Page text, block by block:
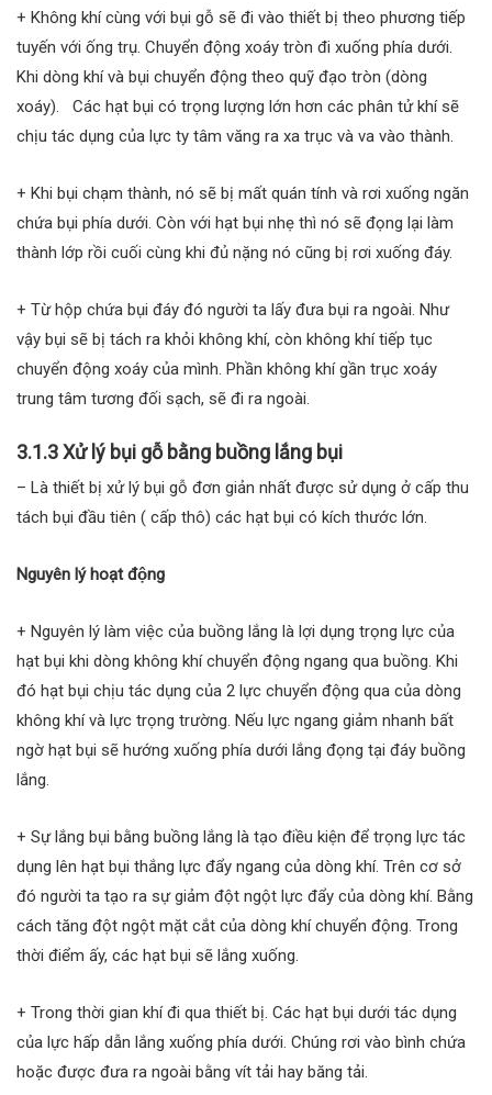
+ Không khí cùng với bụi gỗ sẽ đi vào thiết bị theo phương tiếp
tuyến với ống trụ. Chuyển động xoáy tròn đi xuống phía dưới.
Khi dòng khí và bụi chuyển động theo quỹ đạo tròn (dòng
xoáy). Các hạt bụi có trọng lượng lớn hơn các phân tử khí sẽ
chịu tác dụng của lực ty tâm văng ra xa trục và va vào thành.
+ Khi bụi chạm thành, nó sẽ bị mất quán tính và rơi xuống ngăn
chứa bụi phía dưới. Còn với hạt bụi nhẹ thì nó sẽ đọng lại làm
thành lớp rồi cuối cùng khi đủ nặng nó cũng bị rơi xuống đáy.
+ Từ hộp chứa bụi đáy đó người ta lấy đưa bụi ra ngoài. Như
vậy bụi sẽ bị tách ra khỏi không khí, còn không khí tiếp tục
chuyển động xoáy của mình. Phần không khí gần trục xoáy
trung tâm tương đối sạch, sẽ đi ra ngoài.
3.1.3 Xử lý bụi gỗ bằng buồng lắng bụi
– Là thiết bị xử lý bụi gỗ đơn giản nhất được sử dụng ở cấp thu
tách bụi đầu tiên ( cấp thô) các hạt bụi có kích thước lớn.
Nguyên lý hoạt động
+ Nguyên lý làm việc của buồng lắng là lợi dụng trọng lực của
hạt bụi khi dòng không khí chuyển động ngang qua buồng. Khi
đó hạt bụi chịu tác dụng của 2 lực chuyển động qua của dòng
không khí và lực trọng trường. Nếu lực ngang giảm nhanh bất
ngờ hạt bụi sẽ hướng xuống phía dưới lắng đọng tại đáy buồng
lắng.
+ Sự lắng bụi bằng buồng lắng là tạo điều kiện để trọng lực tác
dụng lên hạt bụi thắng lực đẩy ngang của dòng khí. Trên cơ sở
đó người ta tạo ra sự giảm đột ngột lực đẩy của dòng khí. Bằng
cách tăng đột ngột mặt cắt của dòng khí chuyển động. Trong
thời điểm ấy, các hạt bụi sẽ lắng xuống.
+ Trong thời gian khí đi qua thiết bị. Các hạt bụi dưới tác dụng
của lực hấp dẫn lắng xuống phía dưới. Chúng rơi vào bình chứa
hoặc được đưa ra ngoài bằng vít tải hay băng tải.